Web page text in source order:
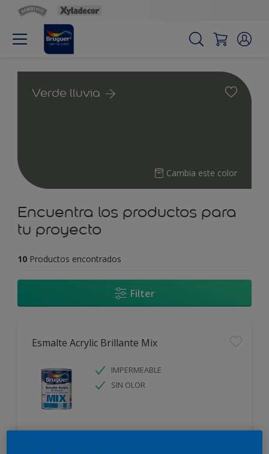
Verde lluvia
Cambia este color
Encuentra los productos para
tu proyecto
10 Productos encontrados
Filter
Esmalte Acrylic Brillante Mix
IMPERMEABLE
SIN OLOR